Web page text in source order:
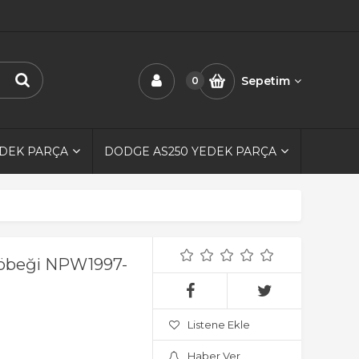
0 Sepetim
PARÇA DODGE AS250 YEDEK PARÇA
NPW1997-
Listene Ekle
Haber Ver